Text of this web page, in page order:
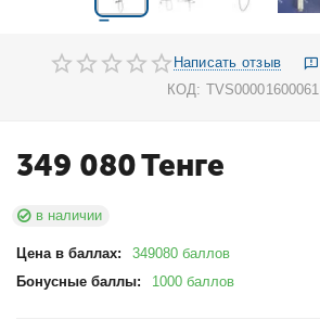
Написать отзыв
КОД: TVS00001600061
349 080Тенге
в наличии
Цена в баллах:
349080 баллов
Бонусные баллы:
1000 баллов